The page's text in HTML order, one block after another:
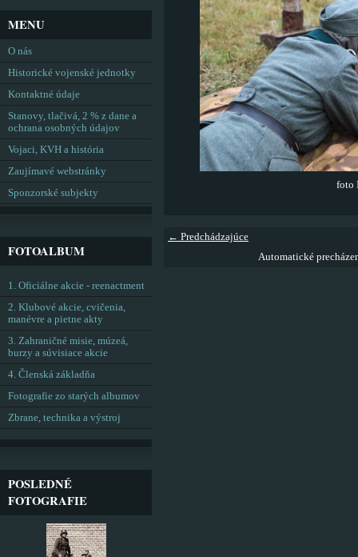
foto
← Predchádzajúce
Automatické
MENU
O nás
Historické vojenské jednotky
Kontaktné údaje
Stanovy, tlačivá, 2 % z dane a
ochrana osobných údajov
Vojaci, KVH a história
Zaujímavé webstránky
Sponzorské subjekty
FOTOALBUM
1. Oficiálne akcie - reenactment
2. Klubové akcie, cvičenia,
manévre a pietne akty
3. Zahraničné misie, múzeá,
burzy a súvisiace akcie
4. Členská základňa
Fotografie zo starých albumov
Zbrane, technika a výstroj
POSLEDNÉ
FOTOGRAFIE